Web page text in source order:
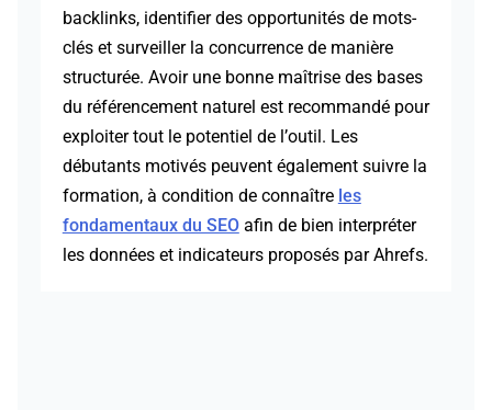
backlinks, identifier des opportunités de mots-
clés et surveiller la concurrence de manière
structurée. Avoir une bonne maîtrise des bases
du référencement naturel est recommandé pour
exploiter tout le potentiel de l’outil. Les
débutants motivés peuvent également suivre la
formation, à condition de connaître les
fondamentaux du SEOafin de bien interpréter
les données et indicateurs proposés par Ahrefs.